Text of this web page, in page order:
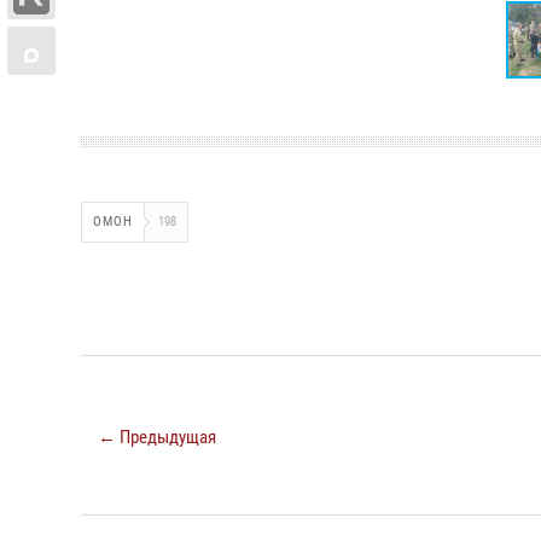
ОМОН 198
← Предыдущая